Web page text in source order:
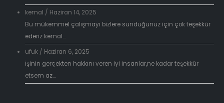
kemal / Haziran 14, 2025
Bu mükemmel çalışmayı bizlere sunduğunuz için çok teşekkür
ederiz kemal...
ufuk/ Haziran 6, 2025
İşinin gerçekten hakkını veren iyi insanlar,ne kadar teşekkür
etsem az...